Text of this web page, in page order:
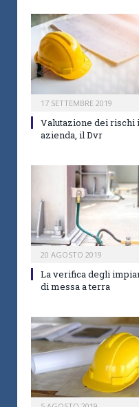
17 SETTEMBRE 2019
Valutazione dei rischi
azienda, il Dvr
20 AGOSTO 2019
La verifica degli
di messa a terra